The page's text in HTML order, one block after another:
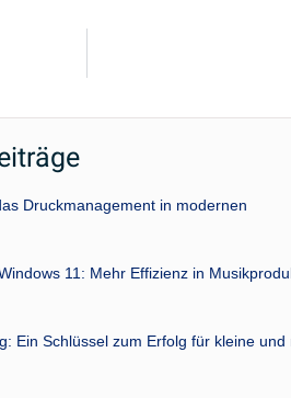
Druckmanagement in modernen
11: Mehr Effizienz in
Ein Schlüssel zum Erfolg für kleine und